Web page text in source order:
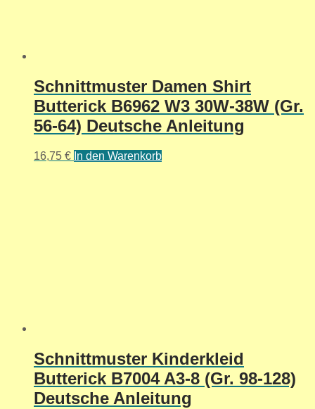
Schnittmuster Damen Shirt
Butterick B6962 W3 30W-38W (Gr.
56-64) Deutsche Anleitung
16,75 € In den Warenkorb
Schnittmuster Kinderkleid
Butterick B7004 A3-8 (Gr. 98-128)
Deutsche Anleitung